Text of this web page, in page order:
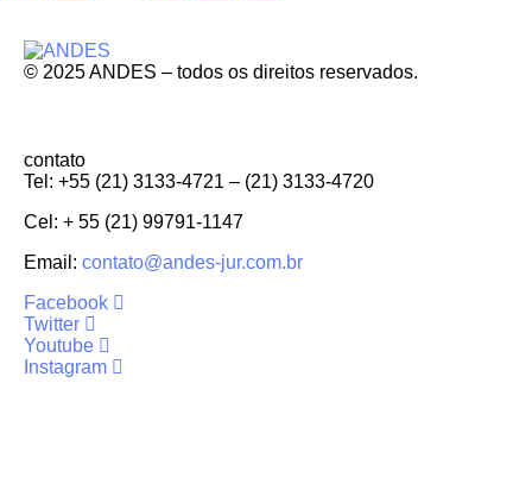
© 2025 ANDES – todos os direitos reservados.
contato
Tel: +55 (21) 3133-4721 – (21) 3133-4720
Cel: + 55 (21) 99791-1147
Email: contato@andes-jur.com.br
Facebook
Twitter
Youtube
Instagram